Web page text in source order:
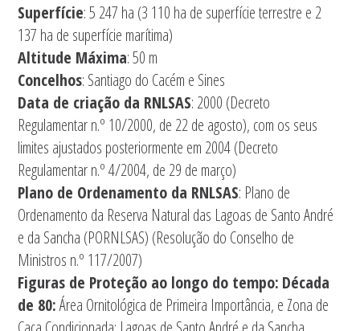
Superfície: 5 247 ha (3 110 ha de superfície terrestre e 2
137 ha de superfície marítima)
Altitude Máxima: 50 m
Concelhos: Santiago do Cacém e Sines
Data de criação da RNLSAS: 2000 (Decreto
Regulamentar n.º 10/2000, de 22 de agosto), com os seus
limites ajustados posteriormente em 2004 (Decreto
Regulamentar n.º 4/2004, de 29 de março)
Plano de Ordenamento da RNLSAS: Plano de
Ordenamento da Reserva Natural das Lagoas de Santo André
e da Sancha (PORNLSAS) (Resolução do Conselho de
Ministros n.º 117/2007)
Figuras de Proteção ao longo do tempo: Década
de 80:Área Ornitológica de Primeira Importância, e Zona de